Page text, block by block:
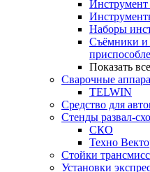
Наборы
Съёмники и
Показать все
Сварочные
TELWIN
Средство для
Стенды развал-
СКО
Техно
Стойки
Установки